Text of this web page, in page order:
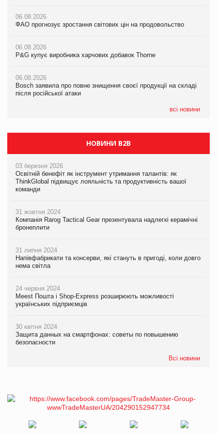
06.08.2026
ФАО прогнозує зростання світових цін на продовольство
06.08.2026
P&G купує виробника харчових добавок Thorne
06.08.2026
Bosch заявила про повне знищення своєї продукції на складі
після російської атаки
всі новини
05.08.2026
новинки від ТМ ТОКЕРИ
Сергій Лісунов про заморожені хлібобулочні вироби на
06.08.2026
ФАО прогнозує зростання світових цін на продовольство
06.08.2026
P&G купує виробника харчових добавок Thorne
06.08.2026
Bosch заявила про повне знищення своєї продукції на складі
після російської атаки
НОВИНИ B2B
03 березня 2026
Освітній бенефіт як інструмент утримання талантів: як
ThinkGlobal підвищує лояльність та продуктивність вашої
команди
31 жовтня 2024
Компанія Rarog Tactical Gear презентувала надлегкі керамічні
бронеплити
31 липня 2024
Напівфабрикати та консерви, які стануть в пригоді, коли довго
нема світла
24 червня 2024
Meest Пошта і Shop-Express розширюють можливості
українських підприємців
30 квітня 2024
Защита данных на смартфонах: советы по повышению
безопасности
Всі новини